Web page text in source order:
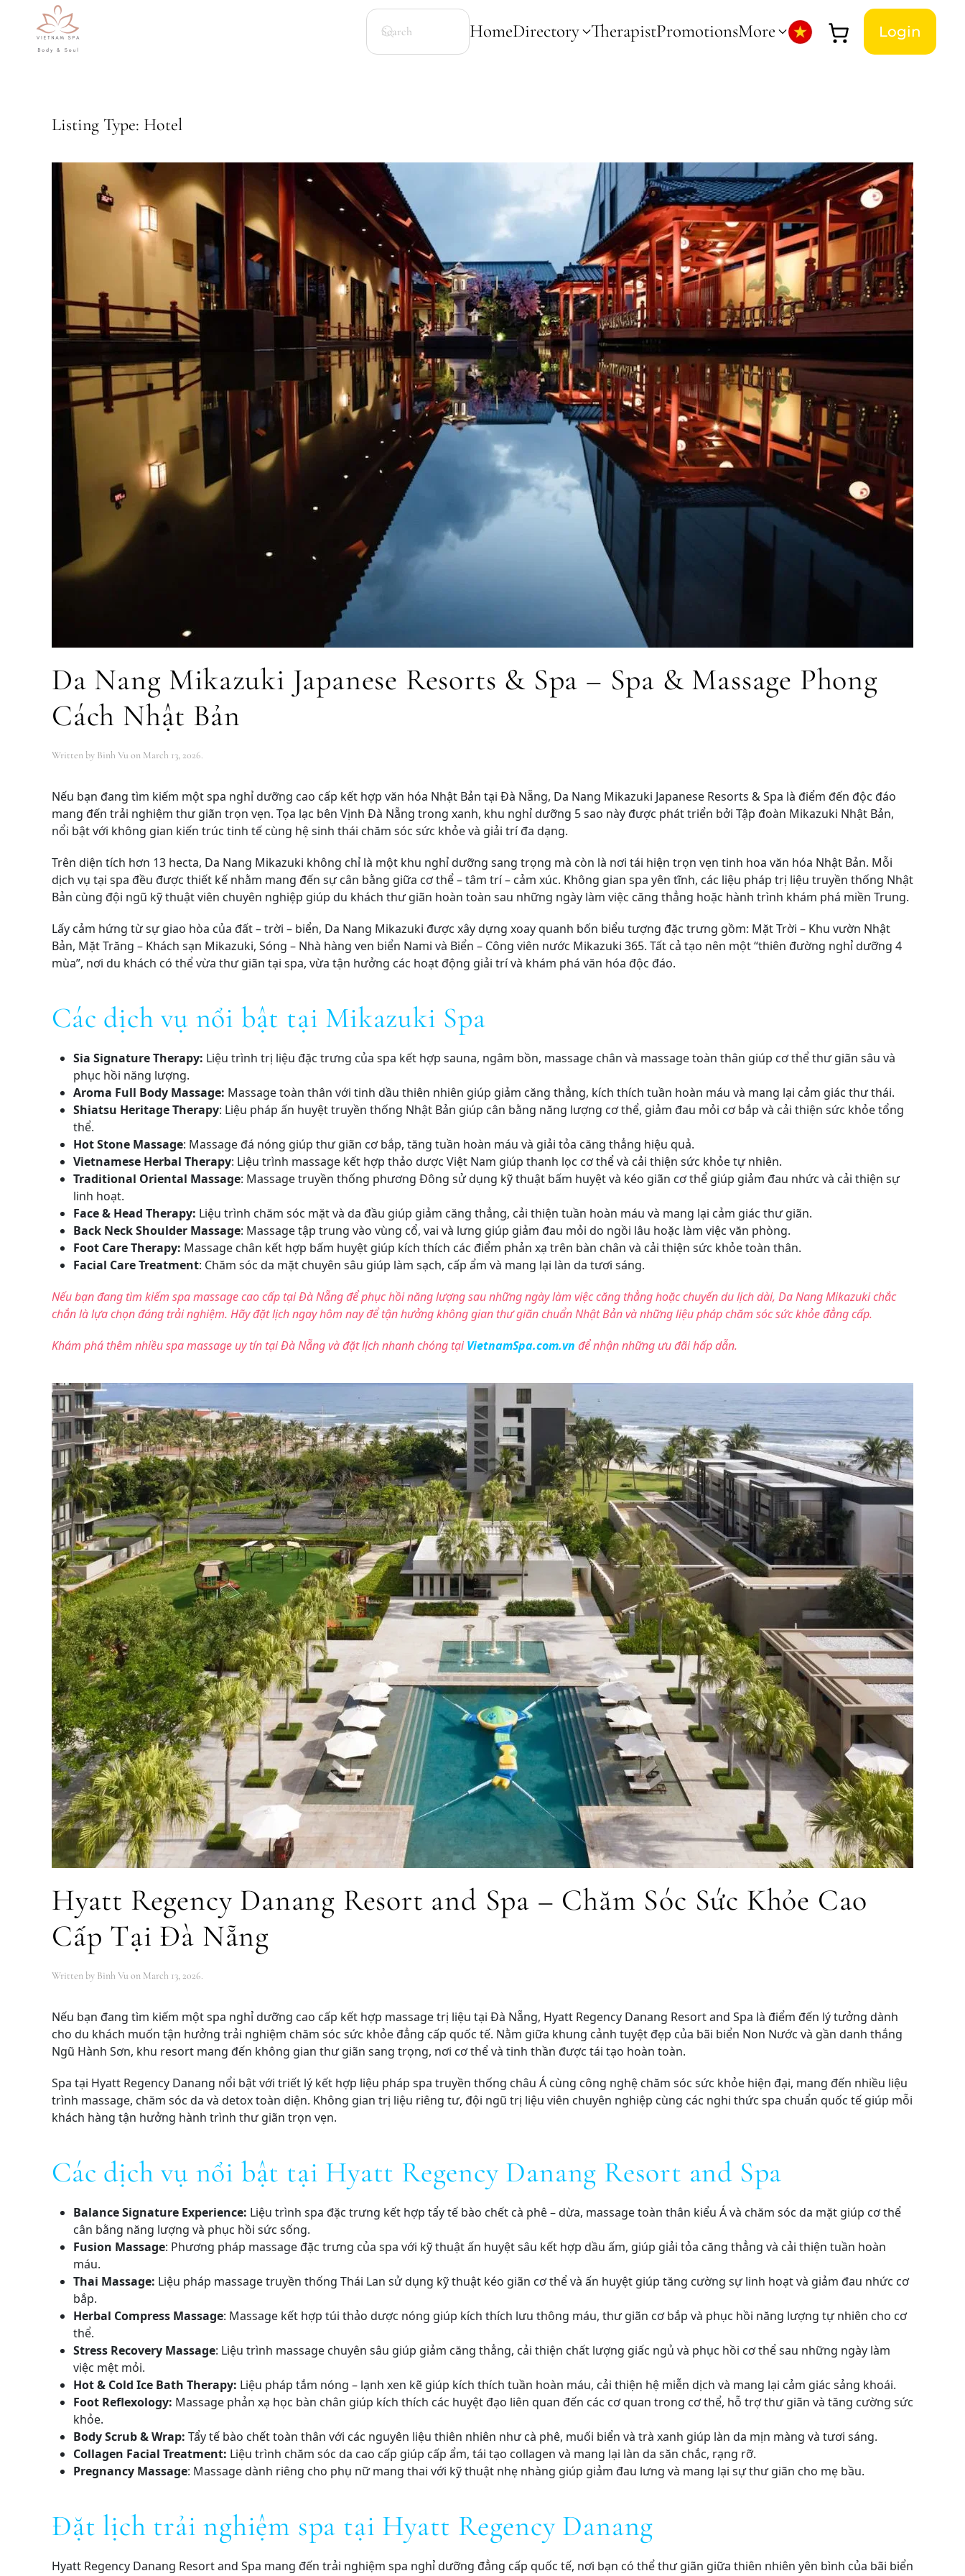
Skip to main content HomeDirectory TherapistPromotionsMore Login
Listing Type: Hotel
Da Nang Mikazuki Japanese Resorts & Spa – Spa & Massage Phong
Cách Nhật Bản
Written by Binh Vu on March 13, 2026.
Nếu bạn đang tìm kiếm một spa nghỉ dưỡng cao cấp kết hợp văn hóa Nhật Bản tại Đà Nẵng, Da Nang Mikazuki Japanese Resorts & Spa là điểm đến độc đáo
mang đến trải nghiệm thư giãn trọn vẹn. Tọa lạc bên Vịnh Đà Nẵng trong xanh, khu nghỉ dưỡng 5 sao này được phát triển bởi Tập đoàn Mikazuki Nhật Bản,
nổi bật với không gian kiến trúc tinh tế cùng hệ sinh thái chăm sóc sức khỏe và giải trí đa dạng.
Trên diện tích hơn 13 hecta, Da Nang Mikazuki không chỉ là một khu nghỉ dưỡng sang trọng mà còn là nơi tái hiện trọn vẹn tinh hoa văn hóa Nhật Bản. Mỗi
dịch vụ tại spa đều được thiết kế nhằm mang đến sự cân bằng giữa cơ thể – tâm trí – cảm xúc. Không gian spa yên tĩnh, các liệu pháp trị liệu truyền thống Nhật
Bản cùng đội ngũ kỹ thuật viên chuyên nghiệp giúp du khách thư giãn hoàn toàn sau những ngày làm việc căng thẳng hoặc hành trình khám phá miền Trung.
Lấy cảm hứng từ sự giao hòa của đất – trời – biển, Da Nang Mikazuki được xây dựng xoay quanh bốn biểu tượng đặc trưng gồm: Mặt Trời – Khu vườn Nhật
Bản, Mặt Trăng – Khách sạn Mikazuki, Sóng – Nhà hàng ven biển Nami và Biển – Công viên nước Mikazuki 365. Tất cả tạo nên một “thiên đường nghỉ dưỡng 4
mùa”, nơi du khách có thể vừa thư giãn tại spa, vừa tận hưởng các hoạt động giải trí và khám phá văn hóa độc đáo.
Các dịch vụ nổi bật tại Mikazuki Spa
Sia Signature Therapy: Liệu trình trị liệu đặc trưng của spa kết hợp sauna, ngâm bồn, massage chân và massage toàn thân giúp cơ thể thư giãn sâu và
phục hồi năng lượng.
Aroma Full Body Massage: Massage toàn thân với tinh dầu thiên nhiên giúp giảm căng thẳng, kích thích tuần hoàn máu và mang lại cảm giác thư thái.
Shiatsu Heritage Therapy: Liệu pháp ấn huyệt truyền thống Nhật Bản giúp cân bằng năng lượng cơ thể, giảm đau mỏi cơ bắp và cải thiện sức khỏe tổng
thể.
Hot Stone Massage: Massage đá nóng giúp thư giãn cơ bắp, tăng tuần hoàn máu và giải tỏa căng thẳng hiệu quả.
Vietnamese Herbal Therapy: Liệu trình massage kết hợp thảo dược Việt Nam giúp thanh lọc cơ thể và cải thiện sức khỏe tự nhiên.
Traditional Oriental Massage: Massage truyền thống phương Đông sử dụng kỹ thuật bấm huyệt và kéo giãn cơ thể giúp giảm đau nhức và cải thiện sự
linh hoạt.
Face & Head Therapy: Liệu trình chăm sóc mặt và da đầu giúp giảm căng thẳng, cải thiện tuần hoàn máu và mang lại cảm giác thư giãn.
Back Neck Shoulder Massage: Massage tập trung vào vùng cổ, vai và lưng giúp giảm đau mỏi do ngồi lâu hoặc làm việc văn phòng.
Foot Care Therapy: Massage chân kết hợp bấm huyệt giúp kích thích các điểm phản xạ trên bàn chân và cải thiện sức khỏe toàn thân.
Facial Care Treatment: Chăm sóc da mặt chuyên sâu giúp làm sạch, cấp ẩm và mang lại làn da tươi sáng.
Nếu bạn đang tìm kiếm spa massage cao cấp tại Đà Nẵng để phục hồi năng lượng sau những ngày làm việc căng thẳng hoặc chuyến du lịch dài, Da Nang Mikazuki chắc
chắn là lựa chọn đáng trải nghiệm. Hãy đặt lịch ngay hôm nay để tận hưởng không gian thư giãn chuẩn Nhật Bản và những liệu pháp chăm sóc sức khỏe đẳng cấp.
Khám phá thêm nhiều spa massage uy tín tại Đà Nẵng và đặt lịch nhanh chóng tạiVietnamSpa.com.vn để nhận những ưu đãi hấp dẫn.
Hyatt Regency Danang Resort and Spa – Chăm Sóc Sức Khỏe Cao
Cấp Tại Đà Nẵng
Written by Binh Vu on March 13, 2026.
Nếu bạn đang tìm kiếm một spa nghỉ dưỡng cao cấp kết hợp massage trị liệu tại Đà Nẵng, Hyatt Regency Danang Resort and Spa là điểm đến lý tưởng dành
cho du khách muốn tận hưởng trải nghiệm chăm sóc sức khỏe đẳng cấp quốc tế. Nằm giữa khung cảnh tuyệt đẹp của bãi biển Non Nước và gần danh thắng
Ngũ Hành Sơn, khu resort mang đến không gian thư giãn sang trọng, nơi cơ thể và tinh thần được tái tạo hoàn toàn.
Spa tại Hyatt Regency Danang nổi bật với triết lý kết hợp liệu pháp spa truyền thống châu Á cùng công nghệ chăm sóc sức khỏe hiện đại, mang đến nhiều liệu
trình massage, chăm sóc da và detox toàn diện. Không gian trị liệu riêng tư, đội ngũ trị liệu viên chuyên nghiệp cùng các nghi thức spa chuẩn quốc tế giúp mỗi
khách hàng tận hưởng hành trình thư giãn trọn vẹn.
Các dịch vụ nổi bật tại Hyatt Regency Danang Resort and Spa
Balance Signature Experience: Liệu trình spa đặc trưng kết hợp tẩy tế bào chết cà phê – dừa, massage toàn thân kiểu Á và chăm sóc da mặt giúp cơ thể
cân bằng năng lượng và phục hồi sức sống.
Fusion Massage: Phương pháp massage đặc trưng của spa với kỹ thuật ấn huyệt sâu kết hợp dầu ấm, giúp giải tỏa căng thẳng và cải thiện tuần hoàn
máu.
Thai Massage: Liệu pháp massage truyền thống Thái Lan sử dụng kỹ thuật kéo giãn cơ thể và ấn huyệt giúp tăng cường sự linh hoạt và giảm đau nhức cơ
bắp.
Herbal Compress Massage: Massage kết hợp túi thảo dược nóng giúp kích thích lưu thông máu, thư giãn cơ bắp và phục hồi năng lượng tự nhiên cho cơ
thể.
Stress Recovery Massage: Liệu trình massage chuyên sâu giúp giảm căng thẳng, cải thiện chất lượng giấc ngủ và phục hồi cơ thể sau những ngày làm
việc mệt mỏi.
Hot & Cold Ice Bath Therapy: Liệu pháp tắm nóng – lạnh xen kẽ giúp kích thích tuần hoàn máu, cải thiện hệ miễn dịch và mang lại cảm giác sảng khoái.
Foot Reflexology: Massage phản xạ học bàn chân giúp kích thích các huyệt đạo liên quan đến các cơ quan trong cơ thể, hỗ trợ thư giãn và tăng cường sức
khỏe.
Body Scrub & Wrap: Tẩy tế bào chết toàn thân với các nguyên liệu thiên nhiên như cà phê, muối biển và trà xanh giúp làn da mịn màng và tươi sáng.
Collagen Facial Treatment: Liệu trình chăm sóc da cao cấp giúp cấp ẩm, tái tạo collagen và mang lại làn da săn chắc, rạng rỡ.
Pregnancy Massage: Massage dành riêng cho phụ nữ mang thai với kỹ thuật nhẹ nhàng giúp giảm đau lưng và mang lại sự thư giãn cho mẹ bầu.
Đặt lịch trải nghiệm spa tại Hyatt Regency Danang
Hyatt Regency Danang Resort and Spa mang đến trải nghiệm spa nghỉ dưỡng đẳng cấp quốc tế, nơi bạn có thể thư giãn giữa thiên nhiên yên bình của bãi biển